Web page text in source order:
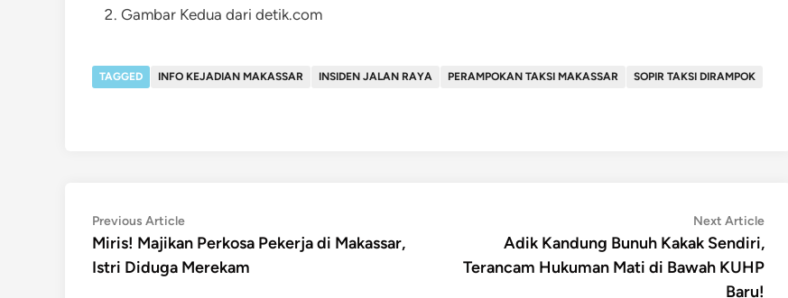
Gambar Kedua dari detik.com
TAGGED INFO KEJADIAN MAKASSAR INSIDEN JALAN RAYA PERAMPOKAN TAKSI MAKASSAR SOPIR TAKSI DIRAMPOK
Post
navigation
Previous ArticlePrevious
article:
Miris! Majikan Perkosa Pekerja di Makassar,
Istri Diduga Merekam
Next ArticleNext
Adik Kandung Bunuh Kakak Sendiri,
Terancam Hukuman Mati di Bawah KUHP
Baru!